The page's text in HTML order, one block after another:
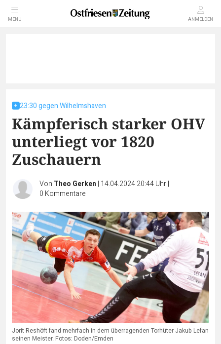
MENÜ ANMELDEN
23:30 gegen Wilhelmshaven
Kämpferisch starker OHV
unterliegt vor 1820
Zuschauern
Von Theo Gerken | 14.04.2024 20:44 Uhr|
0 Kommentare
Jorit Reshöft fand mehrfach in dem überragenden Torhüter Jakub Lefan
seinen Meister. Fotos: Doden/Emden